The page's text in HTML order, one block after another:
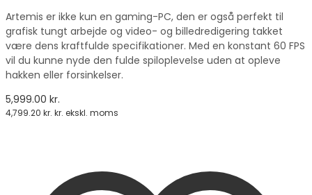
Artemis er ikke kun en gaming-PC, den er også perfekt til
grafisk tungt arbejde og video- og billedredigering takket
være dens kraftfulde specifikationer. Med en konstant 60 FPS
vil du kunne nyde den fulde spiloplevelse uden at opleve
hakken eller forsinkelser.
5,999.00 kr.
4,799.20 kr. kr. ekskl. moms